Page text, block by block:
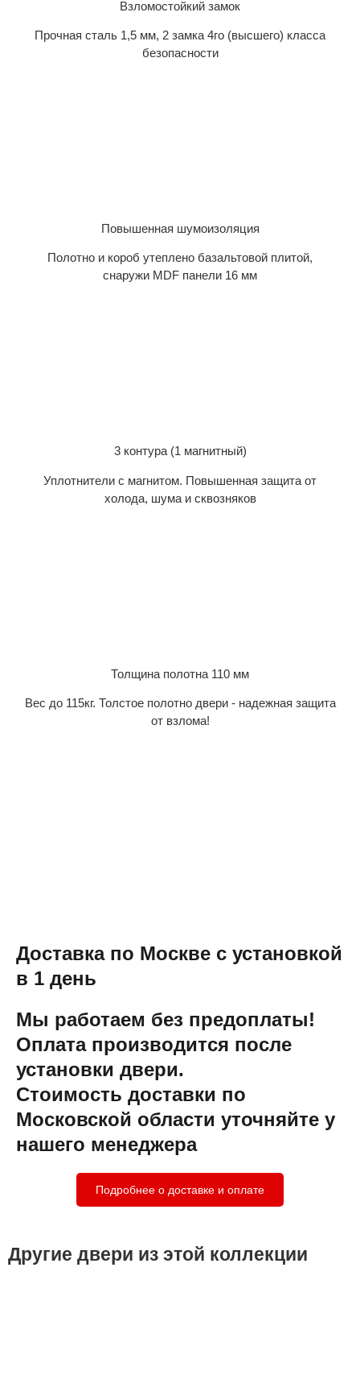
Взломостойкий замок
Прочная сталь 1,5 мм, 2 замка 4го (высшего) класса
безопасности
Повышенная шумоизоляция
Полотно и короб утеплено базальтовой плитой,
снаружи MDF панели 16 мм
3 контура (1 магнитный)
Уплотнители с магнитом. Повышенная защита от
холода, шума и сквозняков
Толщина полотна 110 мм
Вес до 115кг. Толстое полотно двери - надежная защита
от взлома!
Доставка по Москве с установкой
в 1 день
Мы работаем без предоплаты!
Оплата производится после
установки двери.
Стоимость доставки по
Московской области уточняйте у
нашего менеджера
Подробнее о доставке и оплате
Другие двери из этой коллекции